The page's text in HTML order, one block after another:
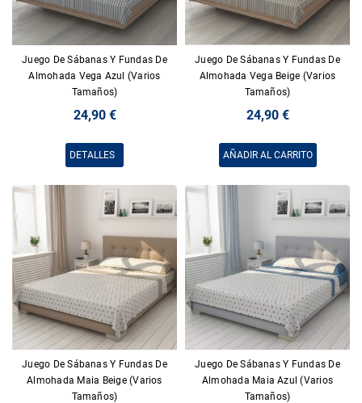
Juego De Sábanas Y Fundas De
Almohada Vega Azul (Varios
Tamaños)
24,90 €
DETALLES
Juego De Sábanas Y Fundas De
Almohada Vega Beige (Varios
Tamaños)
24,90 €
AÑADIR AL CARRITO
Juego De Sábanas Y Fundas De
Almohada Maia Beige (Varios
Tamaños)
Juego De Sábanas Y Fundas De
Almohada Maia Azul (Varios
Tamaños)